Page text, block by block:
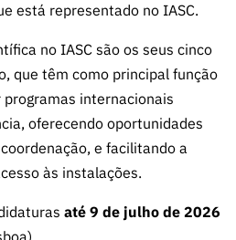
Direct Mail
Concursos
Comunicado
s
de
Serviços e
Parcerias
Consultas
públicas
Manifesta
ções de
FCCN,
está representado no IASC.
no IASC são os seus cinco
que têm como principal função
internacionais
oferecendo oportunidades
e facilitando a
às instalações.
até 9 de julho de 2026